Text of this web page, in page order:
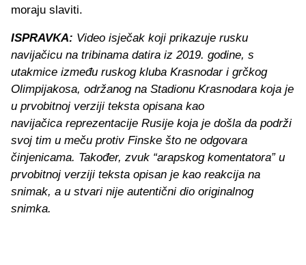
moraju slaviti.
ISPRAVKA: Video isječak koji prikazuje rusku
navijačicu na tribinama datira iz 2019. godine, s
utakmice između ruskog kluba Krasnodar i grčkog
Olimpijakosa, održanog na Stadionu Krasnodara koja je
u prvobitnoj verziji teksta opisana kao
navijačica reprezentacije Rusije koja je došla da podrži
svoj tim u meču protiv Finske što ne odgovara
činjenicama. Također, zvuk “arapskog komentatora” u
prvobitnoj verziji teksta opisan je kao reakcija na
snimak, a u stvari nije autentični dio originalnog
snimka.